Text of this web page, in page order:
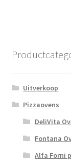
Uitverkoop
Pizzaovens
DeliVita
Fontana
Alfa Forni